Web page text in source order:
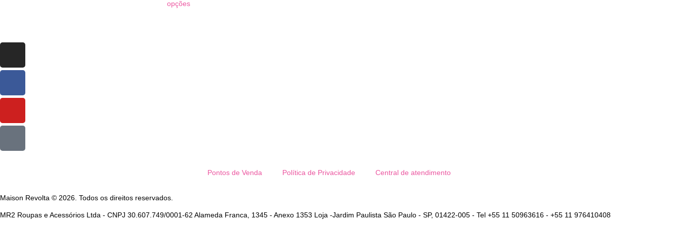
opções
Pontos de Venda Política de Privacidade Central de atendimento
Maison Revolta © 2026. Todos os direitos reservados.
MR2 Roupas e Acessórios Ltda - CNPJ 30.607.749/0001-62 Alameda Franca, 1345 - Anexo 1353 Loja -Jardim Paulista São Paulo - SP, 01422-005 - Tel +55 11 50963616 - +55 11 976410408